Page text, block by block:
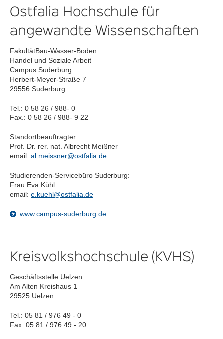
Ostfalia Hochschule für
angewandte Wissenschaften
FakultätBau-Wasser-Boden
Handel und Soziale Arbeit
Campus Suderburg
Herbert-Meyer-Straße 7
29556 Suderburg
Tel.: 0 58 26 / 988- 0
Fax.: 0 58 26 / 988- 9 22
Standortbeauftragter:
Prof. Dr. rer. nat. Albrecht Meißner
email: al.meissner@ostfalia.de
Studierenden-Servicebüro Suderburg:
Frau Eva Kühl
email: e.kuehl@ostfalia.de
www.campus-suderburg.de
Kreisvolkshochschule (KVHS)
Geschäftsstelle Uelzen:
Am Alten Kreishaus 1
29525 Uelzen
Tel.: 05 81 / 976 49 - 0
Fax: 05 81 / 976 49 - 20